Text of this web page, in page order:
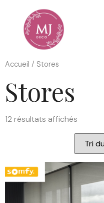
Accueil / Stores
Stores
12 résultats affichés